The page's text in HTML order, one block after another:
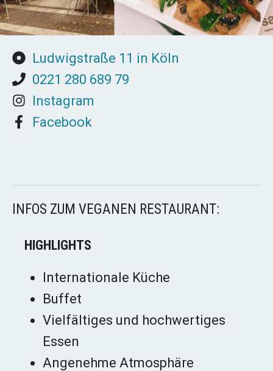
Ludwigstraße 11 in Köln
0221 280 689 79
Instagram
Facebook
INFOS ZUM VEGANEN RESTAURANT:
HIGHLIGHTS
Internationale Küche
Buffet
Vielfältiges und hochwertiges
Essen
Angenehme Atmosphäre